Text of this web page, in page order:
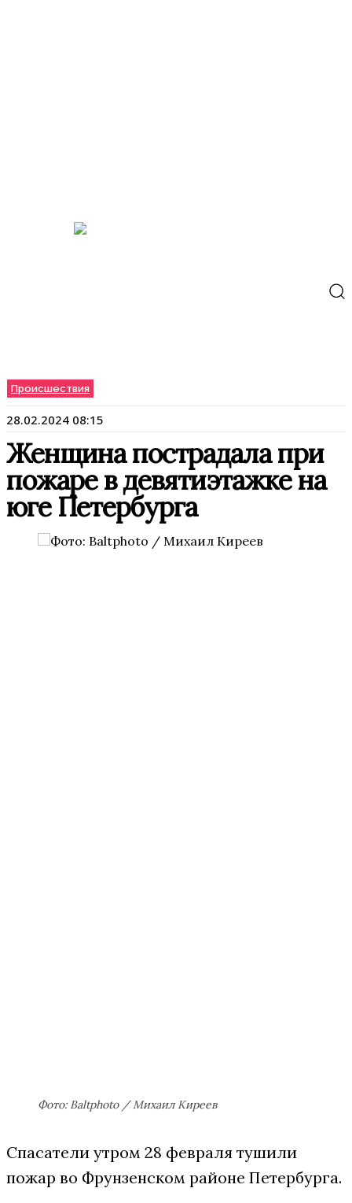
Происшествия
28.02.2024 08:15
Женщина пострадала при
пожаре в девятиэтажке на
юге Петербурга
Фото: Baltphoto / Михаил Киреев
Спасатели утром 28 февраля тушили
пожар во Фрунзенском районе Петербурга.